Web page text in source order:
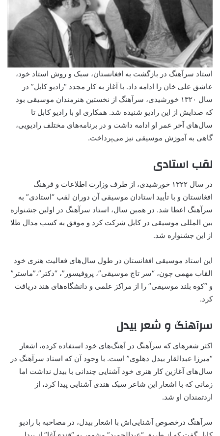
استاد سرآهنگ در بازگشت به افغانستان، سبک و روش استاد خود،
عاشق علی خان را ادامه داد. با آغاز به کار مجدد “رادیو کابل” در
سال ۱۳۲۰ خورشیدی، سرآهنگ از نخستین هنرمندان موسیقی بود
که صدایش از این رادیو شنیده شد. همکاری او با رادیو کابل تا
سال‌های آخر عمر او ادامه داشت و در برنامه‌های مختلف رادیویی،
گاهی به آموزش موسیقی نیز می‌پرداخت.
لقب استادی
در سال ۱۳۲۲ خورشیدی، از طرف وزارت اطلاعات و فرهنگ
افغانستان و با تأیید استادان موسیقی آن دوران لقب “استادی” به
سرآهنگ اعطا شد. در همین سال، استاد سرآهنگ در اولین جشنواره
بین المللی موسیقی در کابل شرکت کرد و موفق به کسب مدال طلا
از این جشنواره شد.
این استاد موسیقی افغانستان در طول سال‌های فعالیت هنری خود
القاب مهمی چون، “سر تاج موسیقی”، پروفیسور”، “دکتر”،”ماستر”
و “کوه بلند موسیقی” را از مراکز علمی و دانشگاه‌های هند دریافت
کرد.
سرآهنگ و شعر بیدل
اکثر شعر‌های که سرآهنگ در آهنگ‌های خود استفاده کرده، اشعار
“میرزا عبدالقار بیدل دهلوی” است. با وجود آن که استاد سرآهنگ در
سال‌های آغازین کار هنری خود آشنایی چندانی با بیدل نداشت اما
زمانی که با اشعار این شاعر سبک هندی آشنایی پیدا کرد، از
اردتمندان او شد.
سرآهنگ درخصوص آشنایی‌اش با اشعار بیدل، در مصاحبه با رادیو